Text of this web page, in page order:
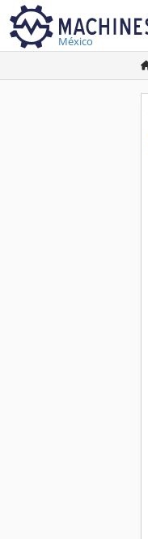
México